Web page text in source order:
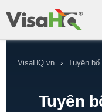
VisaHQ.vn › Tuyên
Tuyên